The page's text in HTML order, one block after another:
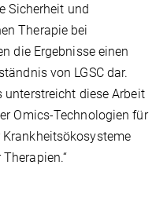
Sicherheit und
Therapie bei
die Ergebnisse einen
von LGSC dar.
unterstreicht diese Arbeit
Omics-Technologien für